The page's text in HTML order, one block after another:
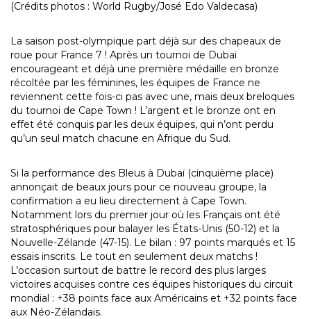
(Crédits photos : World Rugby/José Edo Valdecasa)
La saison post-olympique part déjà sur des chapeaux de
roue pour France 7 ! Après un tournoi de Dubaï
encourageant et déjà une première médaille en bronze
récoltée par les féminines, les équipes de France ne
reviennent cette fois-ci pas avec une, mais deux breloques
du tournoi de Cape Town ! L’argent et le bronze ont en
effet été conquis par les deux équipes, qui n’ont perdu
qu’un seul match chacune en Afrique du Sud.
Si la performance des Bleus à Dubaï (cinquième place)
annonçait de beaux jours pour ce nouveau groupe, la
confirmation a eu lieu directement à Cape Town.
Notamment lors du premier jour où les Français ont été
stratosphériques pour balayer les États-Unis (50-12) et la
Nouvelle-Zélande (47-15). Le bilan : 97 points marqués et 15
essais inscrits. Le tout en seulement deux matchs !
L’occasion surtout de battre le record des plus larges
victoires acquises contre ces équipes historiques du circuit
mondial : +38 points face aux Américains et +32 points face
aux Néo-Zélandais.